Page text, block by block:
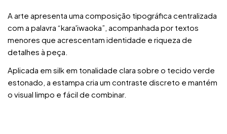
A arte apresenta uma composição tipográfica centralizada
com a palavra “kara'iwaoka”, acompanhada por textos
menores que acrescentam identidade e riqueza de
detalhes à peça.
Aplicada em silk em tonalidade clara sobre o tecido verde
estonado, a estampa cria um contraste discreto e mantém
o visual limpo e fácil de combinar.